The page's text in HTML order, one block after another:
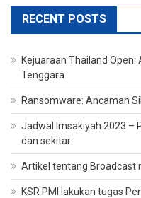
RECENT POSTS
Kejuaraan Thailand
Tenggara
Ransomware: Ancaman
Jadwal Imsakiyah 2023 –
dan sekitar
Artikel tentang Broadcast
KSR PMI lakukan tugas